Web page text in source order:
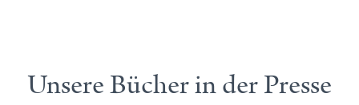
Unsere Bücher in der Presse